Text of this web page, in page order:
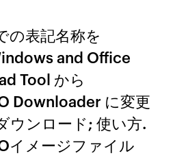
の表記名称を
and Office
Tool から
Downloader に変更
ウンロード; 使い方.
イメージファイル